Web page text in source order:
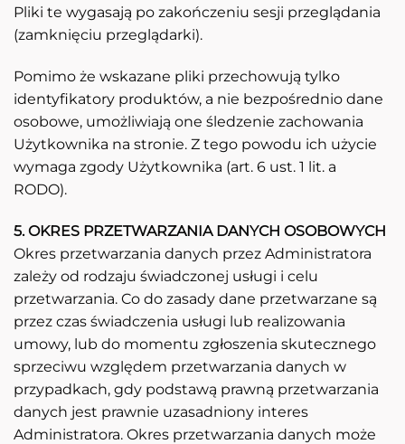
Pliki te wygasają po zakończeniu sesji przeglądania
(zamknięciu przeglądarki).
Pomimo że wskazane pliki przechowują tylko
identyfikatory produktów, a nie bezpośrednio dane
osobowe, umożliwiają one śledzenie zachowania
Użytkownika na stronie. Z tego powodu ich użycie
wymaga zgody Użytkownika (art. 6 ust. 1 lit. a
RODO).
5. OKRES PRZETWARZANIA DANYCH OSOBOWYCH
Okres przetwarzania danych przez Administratora
zależy od rodzaju świadczonej usługi i celu
przetwarzania. Co do zasady dane przetwarzane są
przez czas świadczenia usługi lub realizowania
umowy, lub do momentu zgłoszenia skutecznego
sprzeciwu względem przetwarzania danych w
przypadkach, gdy podstawą prawną przetwarzania
danych jest prawnie uzasadniony interes
Administratora. Okres przetwarzania danych może